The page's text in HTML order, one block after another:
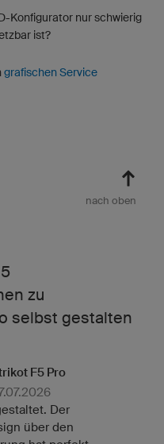
Konfigurator nur schwierig
ist?
grafischen Service
nach oben
zu
selbst gestalten
F5 Pro
Der
über den